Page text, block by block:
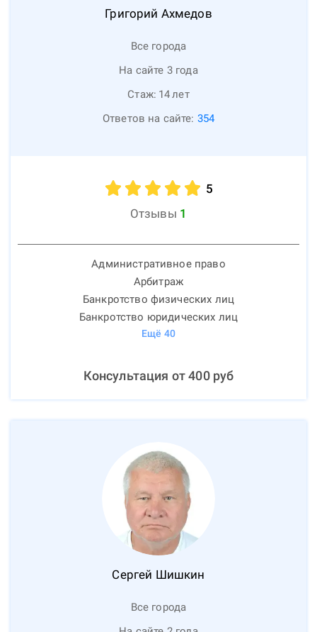
Григорий Ахмедов
Все города
На сайте 3 года
Стаж: 14лет
Ответов на сайте: 354
5
Отзывы 1
Административное право
Арбитраж
Банкротство физических лиц
Банкротство юридических лиц
Ещё 40
Консультация от400руб
Сергей Шишкин
Все города